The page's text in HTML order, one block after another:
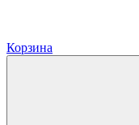
Корзина